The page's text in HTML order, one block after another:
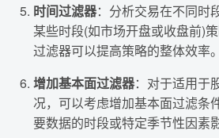
时间过滤器：分析交易在不同时
某些时段(如市场开盘或收盘前)
过滤器可以提高策略的整体效率。
增加基本面过滤器：对于适用于
况，可以考虑增加基本面过滤条
要数据的时段或特定季节性因素